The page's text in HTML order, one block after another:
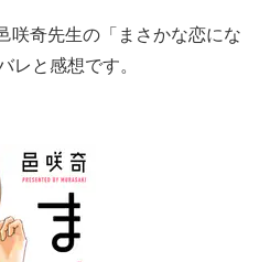
咲奇先生の「まさかな恋にな
レと感想です。